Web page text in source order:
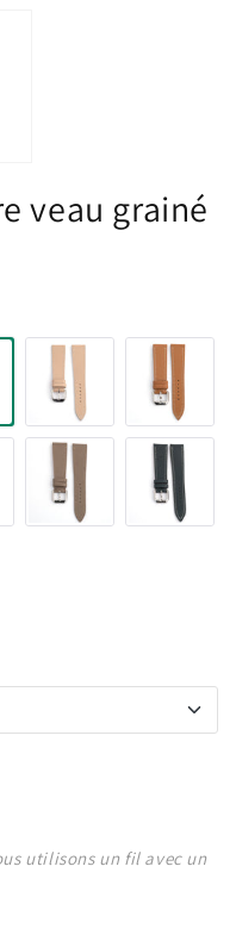
veau grainé
utilisons un fil avec un